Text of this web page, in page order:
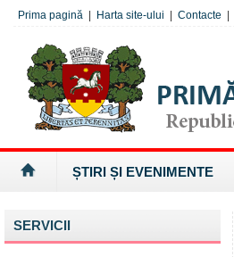
Prima pagină Harta site-ului Contacte
ȘTIRI ȘI EVENIMENTE
SERVICII